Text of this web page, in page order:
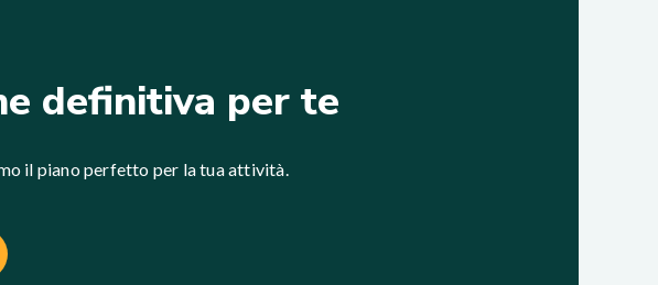
definitiva per te
il piano perfetto per la tua attività.